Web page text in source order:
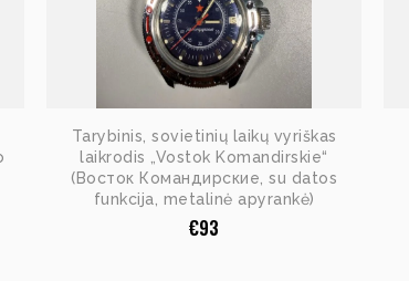
Tarybinis, sovietinių laikų vyriškas
laikrodis „Vostok Komandirskie“
(Восток Командирские, su datos
funkcija, metalinė apyrankė)
€93